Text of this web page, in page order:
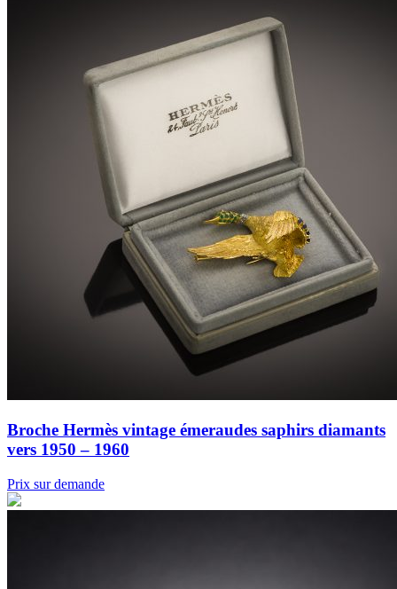
Broche Hermès vintage émeraudes saphirs diamants
vers 1950 – 1960
Prix sur demande